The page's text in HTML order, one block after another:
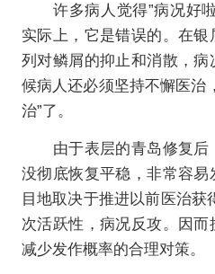
许多病人觉得”病况好啦
实际上，它是错误的。在
列对鳞屑的抑止和消散，
候病人还必须坚持不懈医治
治”了。
由于表层的青岛修复后
没彻底恢复平稳，非常容
目地取决于推进以前医治获
次活跃性，病况反攻。因而
减少发作概率的合理对策。